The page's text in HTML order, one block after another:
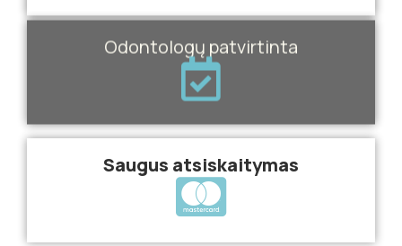
Odontologų patvirtinta
Saugus atsiskaitymas